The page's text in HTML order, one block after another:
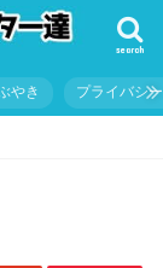
search
やき プライバシ